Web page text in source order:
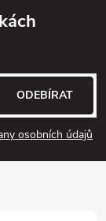
osobních údajů
ODEBÍRAT